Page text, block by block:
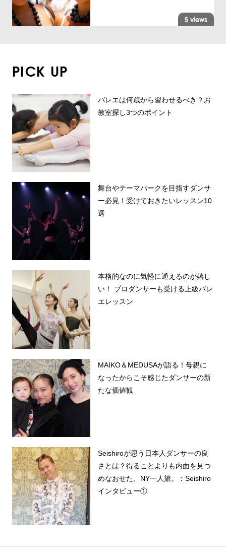
5 views
PICK UP
バレエは何歳から習わせるべき？お
教室探し3つのポイント
舞台やテーマパークを目指すダンサ
ー必見！受けておきたいレッスン10
選
本格的なのに気軽に通えるのが嬉し
い！ プロダンサーも受ける上級バレ
エレッスン
MAIKO＆MEDUSAが語る！母親に
なったからこそ感じたダンサーの新
たな価値観
Seishiroが思う日本人ダンサーの良
さとは？得ることよりも内面を見つ
めなおせた、NY一人旅。：Seishiro
インタビュー①